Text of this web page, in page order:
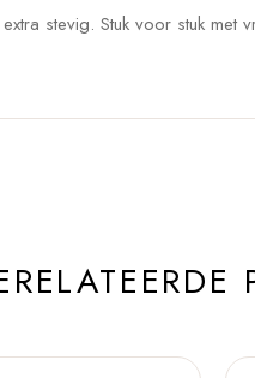
stevig. Stuk voor stuk met